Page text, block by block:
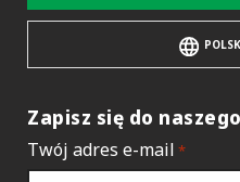
Zapisz się do
Twój adres e-mail *